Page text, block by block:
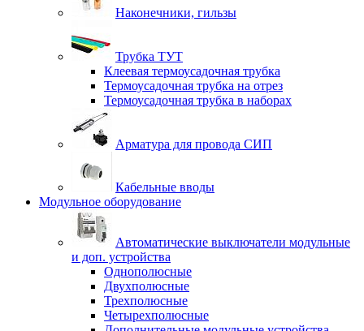
Наконечники, гильзы
Трубка ТУТ
Клеевая термоусадочная трубка
Термоусадочная трубка на отрез
Термоусадочная трубка в наборах
Арматура для провода СИП
Кабельные вводы
Модульное оборудование
Автоматические выключатели модульные
и доп. устройства
Однополюсные
Двухполюсные
Трехполюсные
Четырехполюсные